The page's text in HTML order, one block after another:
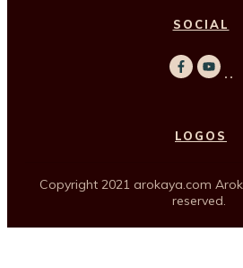
SOCIAL
LOGOS
Copyright 2021arokaya.com
reserved.